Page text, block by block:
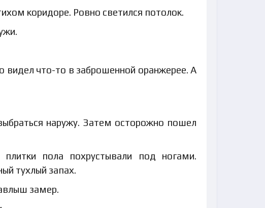
коридоре. Ровно светился потолок.
видел что-то в заброшенной оранжерее. А
наружу. Затем осторожно пошел
пола похрустывали под ногами.
тухлый запах.
замер.